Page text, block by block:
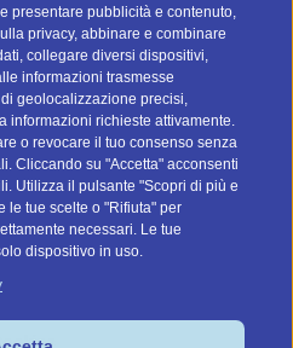
presentare pubblicità e contenuto,
privacy, abbinare e combinare
collegare diversi dispositivi,
informazioni trasmesse
geolocalizzazione precisi,
informazioni richieste attivamente.
o revocare il tuo consenso senza
Cliccando su "Accetta" acconsenti
Utilizza il pulsante "Scopri di più e
le tue scelte o "Rifiuta" per
necessari. Le tue
dispositivo in uso.
(Spagna)
Digital Srl
12 - 37053 - Cerea (VR)
95 - 28006 - Madrid
IT04575910239